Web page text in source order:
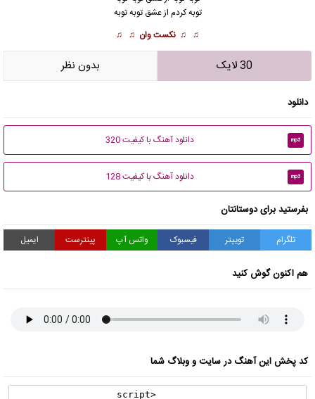
توبه کردم از عشق توبه توبه
♫ ♫ نکست وان ♫ ♫
30 لایک بدون نظر
دانلود
mp3 دانلود آهنگ با کیفیت 320
mp3 دانلود آهنگ با کیفیت 128
بفرستید برای دوستانتان
تلگرام توییتر فیسبوک واتس آپ پینترست ایمیل
هم اکنون گوش کنید
کد پخش این آهنگ در سایت و وبلاگ شما